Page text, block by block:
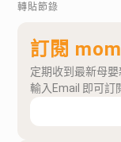
轉貼節錄
訂閱
定期收到最新母
輸入Email 即可訂